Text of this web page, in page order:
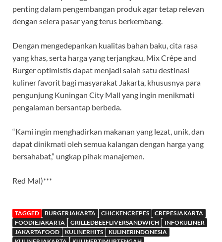
penting dalam pengembangan produk agar tetap relevan
dengan selera pasar yang terus berkembang.
Dengan mengedepankan kualitas bahan baku, cita rasa
yang khas, serta harga yang terjangkau, Mix Crêpe and
Burger optimistis dapat menjadi salah satu destinasi
kuliner favorit bagi masyarakat Jakarta, khususnya para
pengunjung Kuningan City Mall yang ingin menikmati
pengalaman bersantap berbeda.
“Kami ingin menghadirkan makanan yang lezat, unik, dan
dapat dinikmati oleh semua kalangan dengan harga yang
bersahabat,” ungkap pihak manajemen.
Red Mal)***
TAGGED BURGERJAKARTA CHICKENCREPES
CREPESJAKARTA
FOODIEJAKARTA
GRILLEDBEEFLIVERSANDWICH
INFOKULINER
JAKARTAFOOD
KULINERHITS
KULINERINDONESIA